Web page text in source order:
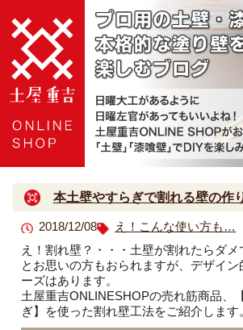
本土壁やすらぎで割れる壁の作
2018/12/08
え！こんな使い方も…
え！割れ壁？・・・土壁が割れたらダメ
とお思いの方もおられますが、デザイ
ーズはあります。
土屋重吉ONLINESHOPの売れ筋商品、
ぎ】を使った割れ壁工法をご紹介します